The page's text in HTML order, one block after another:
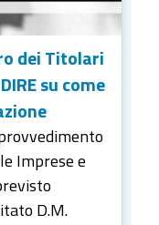
dei Titolari
su come
Imprese e
D.M.